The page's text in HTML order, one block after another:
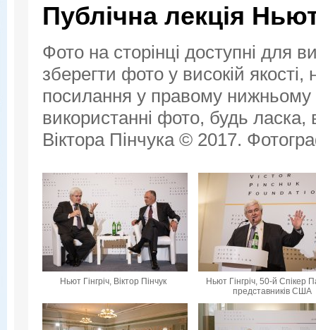
Публічна лекція
Фото на сторінці доступні для
зберегти фото у високій
посилання у правому нижньому
використанні фото, будь
Віктора Пінчука © 2017.
Ньют Гінгріч, Віктор Пінчук
Ньют Гінгріч, 50-й Спікер
представників США